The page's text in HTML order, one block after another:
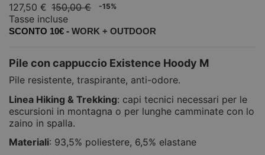
127,50 € 150,00 € -15%
Tasse incluse
SCONTO 10€ - WORK + OUTDOOR
Pile con cappuccio Existence Hoody M
Pile resistente, traspirante, anti-odore.
Linea Hiking & Trekking: capi tecnici necessari per le
escursioni in montagna o per lunghe camminate con lo
zaino in spalla.
Materiali: 93,5% poliestere, 6,5% elastane